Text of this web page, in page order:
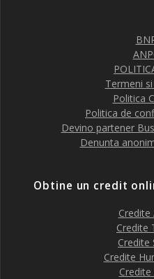
Termeni
Politica
Politica de
Devino partener
Denunta
Obtine un credit
Credite
Credite
Credite
Credite